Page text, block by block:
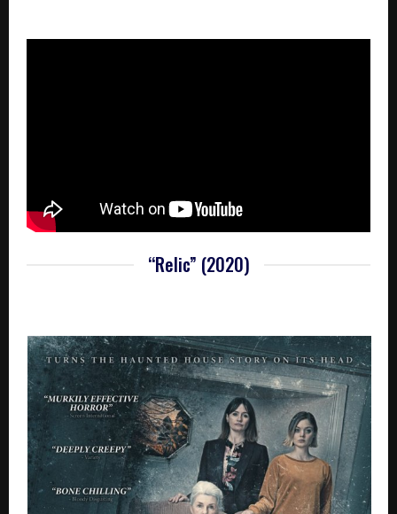
“Relic” (2020)